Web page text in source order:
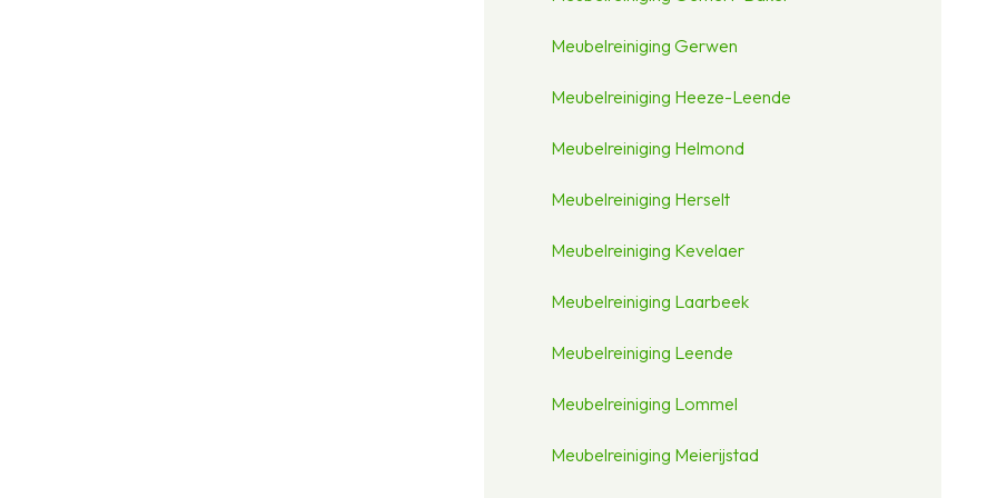
Meubelreiniging Gerwen
Meubelreiniging Heeze-Leende
Meubelreiniging Helmond
Meubelreiniging Herselt
Meubelreiniging Kevelaer
Meubelreiniging Laarbeek
Meubelreiniging Leende
Meubelreiniging Lommel
Meubelreiniging Meierijstad